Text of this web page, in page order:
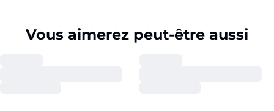
Vous aimerez peut-être aussi